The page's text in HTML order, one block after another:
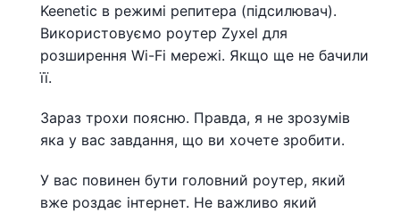
Keenetic в режимі репитера (підсилювач).
Використовуємо роутер Zyxel для
розширення Wi-Fi мережі. Якщо ще не бачили
її.
Зараз трохи поясню. Правда, я не зрозумів
яка у вас завдання, що ви хочете зробити.
У вас повинен бути головний роутер, який
вже роздає інтернет. Не важливо який